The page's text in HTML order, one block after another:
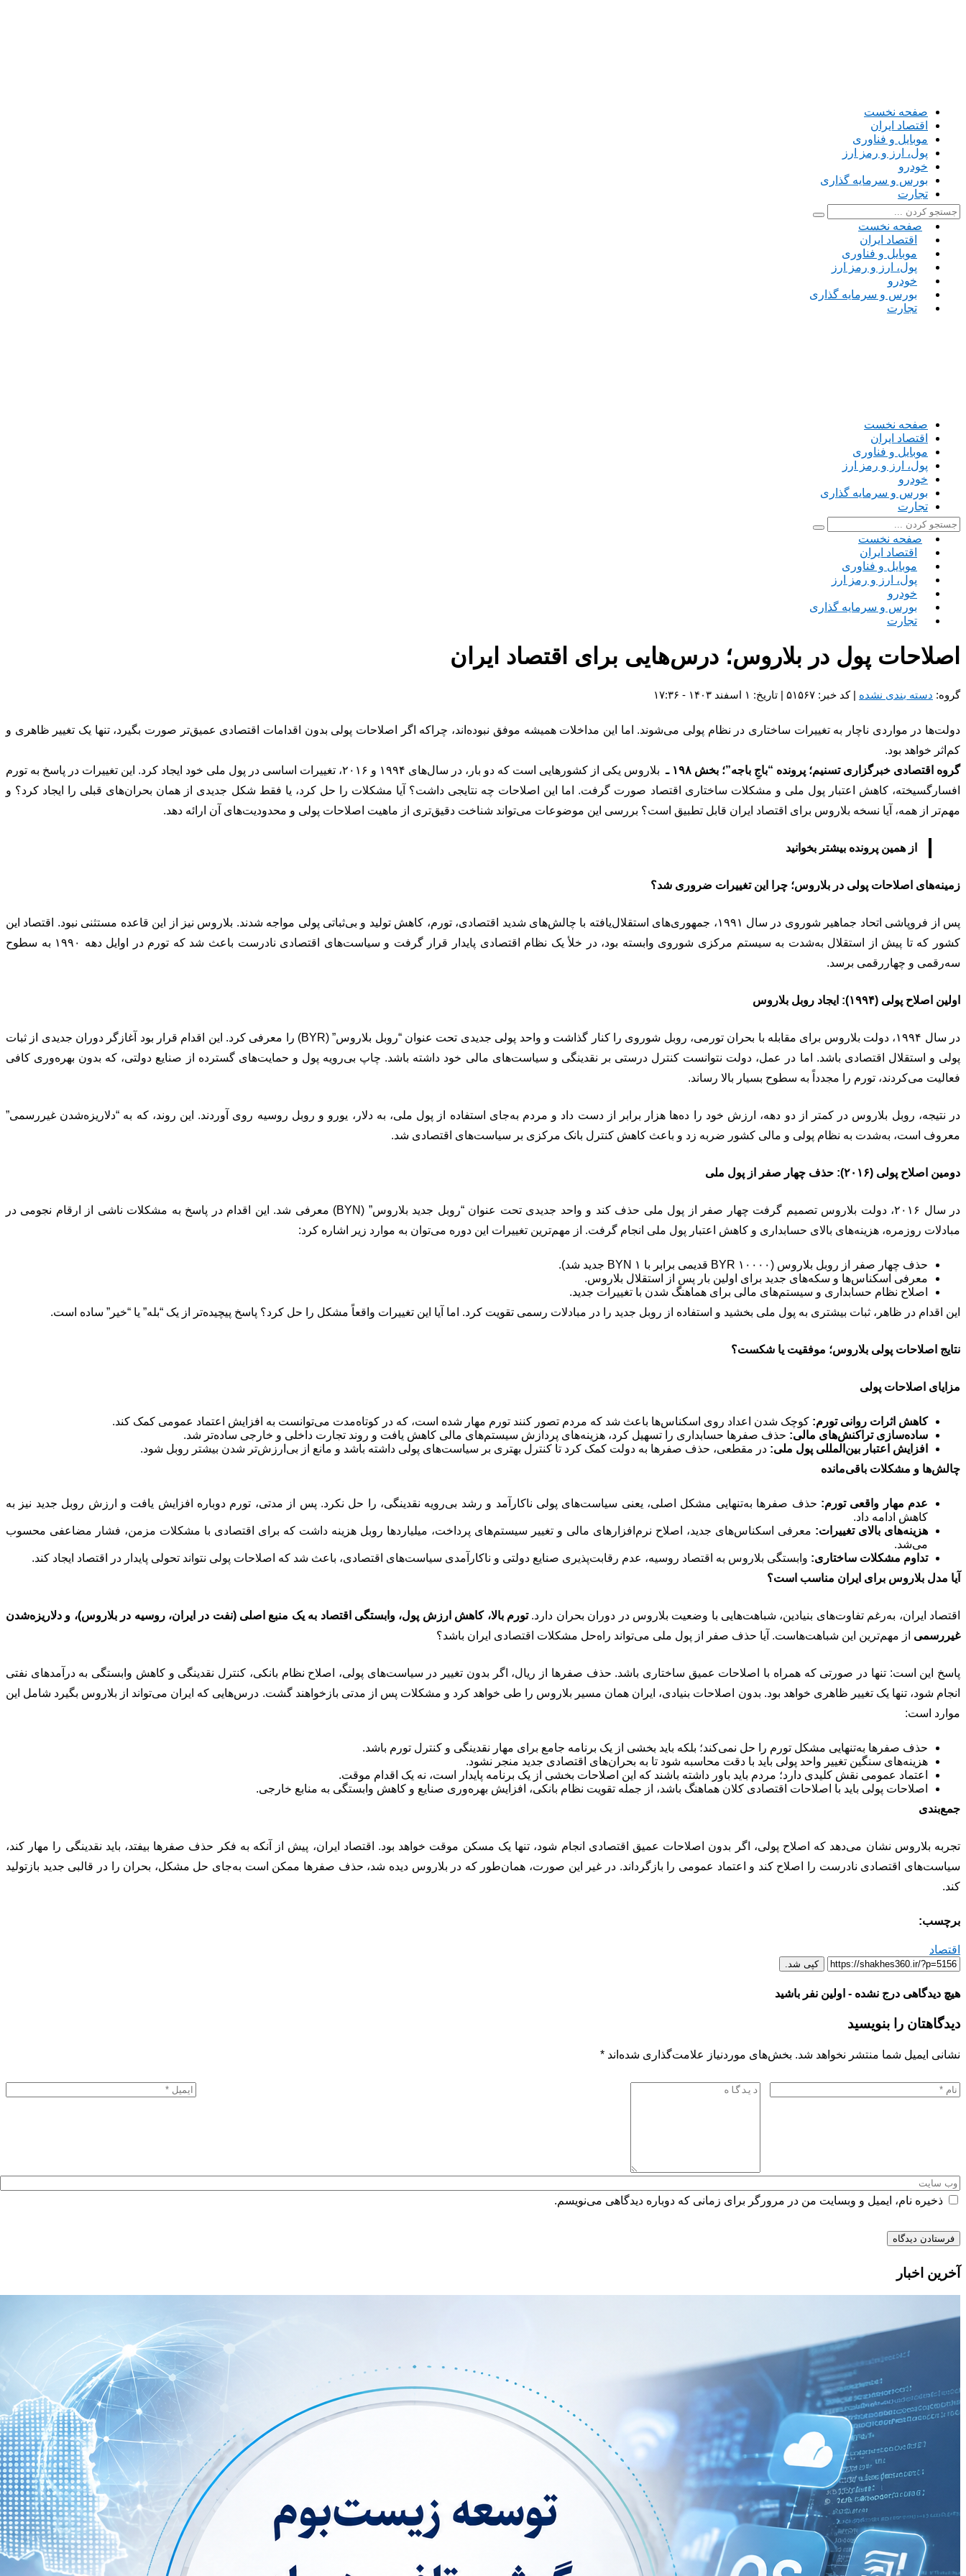
صفحه نخست
اقتصاد ایران
موبایل و فناوری
پول، ارز و رمز ارز
خودرو
بورس و سرمایه گذاری
تجارت
صفحه نخست
اقتصاد ایران
موبایل و فناوری
پول، ارز و رمز ارز
خودرو
بورس و سرمایه گذاری
تجارت
صفحه نخست
اقتصاد ایران
موبایل و فناوری
پول، ارز و رمز ارز
خودرو
بورس و سرمایه گذاری
تجارت
صفحه نخست
اقتصاد ایران
موبایل و فناوری
پول، ارز و رمز ارز
خودرو
بورس و سرمایه گذاری
تجارت
اصلاحات پول در بلاروس؛ درس‌هایی برای اقتصاد ایران
گروه: دسته بندی نشده | کد خبر: ۵۱۵۶۷ | تاریخ: ۱ اسفند ۱۴۰۳ - ۱۷:۳۶
دولت‌ها در مواردی ناچار به تغییرات ساختاری در نظام پولی می‌شوند. اما این مداخلات همیشه موفق نبوده‌اند، چراکه اگر اصلاحات پولی بدون اقدامات اقتصادی عمیق‌تر صورت بگیرد، تنها یک تغییر ظاهری و
کم‌اثر خواهد بود.
گروه اقتصادی خبرگزاری تسنیم؛ پرونده “باجِ باجه”؛ بخش ۱۹۸ ـ
بلاروس یکی از کشورهایی است که دو بار، در سال‌های ۱۹۹۴ و ۲۰۱۶، تغییرات اساسی در پول ملی خود ایجاد کرد. این تغییرات در پاسخ به تورم
افسارگسیخته، کاهش اعتبار پول ملی و مشکلات ساختاری اقتصاد صورت گرفت. اما این اصلاحات چه نتایجی داشت؟ آیا مشکلات را حل کرد، یا فقط شکل جدیدی از همان بحران‌های قبلی را ایجاد کرد؟ و
مهم‌تر از همه، آیا نسخه بلاروس برای اقتصاد ایران قابل تطبیق است؟ بررسی این موضوعات می‌تواند شناخت دقیق‌تری از ماهیت اصلاحات پولی و محدودیت‌های آن ارائه دهد.
از همین پرونده بیشتر بخوانید
زمینه‌های اصلاحات پولی در بلاروس؛ چرا این تغییرات ضروری شد؟
پس از فروپاشی اتحاد جماهیر شوروی در سال ۱۹۹۱، جمهوری‌های استقلال‌یافته با چالش‌های شدید اقتصادی، تورم، کاهش تولید و بی‌ثباتی پولی مواجه شدند. بلاروس نیز از این قاعده مستثنی نبود. اقتصاد این
کشور که تا پیش از استقلال به‌شدت به سیستم مرکزی شوروی وابسته بود، در خلأ یک نظام اقتصادی پایدار قرار گرفت و سیاست‌های اقتصادی نادرست باعث شد که تورم در اوایل دهه ۱۹۹۰ به سطوح
سه‌رقمی و چهاررقمی برسد.
اولین اصلاح پولی (۱۹۹۴): ایجاد روبل بلاروس
در سال ۱۹۹۴، دولت بلاروس برای مقابله با بحران تورمی، روبل شوروی را کنار گذاشت و واحد پولی جدیدی تحت عنوان “روبل بلاروس” (BYR) را معرفی کرد. این اقدام قرار بود آغازگر دوران جدیدی از ثبات
پولی و استقلال اقتصادی باشد. اما در عمل، دولت نتوانست کنترل درستی بر نقدینگی و سیاست‌های مالی خود داشته باشد. چاپ بی‌رویه پول و حمایت‌های گسترده از صنایع دولتی، که بدون بهره‌وری کافی
فعالیت می‌کردند، تورم را مجدداً به سطوح بسیار بالا رساند.
در نتیجه، روبل بلاروس در کمتر از دو دهه، ارزش خود را ده‌ها هزار برابر از دست داد و مردم به‌جای استفاده از پول ملی، به دلار، یورو و روبل روسیه روی آوردند. این روند، که به “دلاریزه‌شدن غیررسمی”
معروف است، به‌شدت به نظام پولی و مالی کشور ضربه زد و باعث کاهش کنترل بانک مرکزی بر سیاست‌های اقتصادی شد.
دومین اصلاح پولی (۲۰۱۶): حذف چهار صفر از پول ملی
در سال ۲۰۱۶، دولت بلاروس تصمیم گرفت چهار صفر از پول ملی حذف کند و واحد جدیدی تحت عنوان “روبل جدید بلاروس” (BYN) معرفی شد. این اقدام در پاسخ به مشکلات ناشی از ارقام نجومی در
مبادلات روزمره، هزینه‌های بالای حسابداری و کاهش اعتبار پول ملی انجام گرفت. از مهم‌ترین تغییرات این دوره می‌توان به موارد زیر اشاره کرد:
حذف چهار صفر از روبل بلاروس (۱۰۰۰۰ BYR قدیمی برابر با ۱ BYN جدید شد).
معرفی اسکناس‌ها و سکه‌های جدید برای اولین بار پس از استقلال بلاروس.
اصلاح نظام حسابداری و سیستم‌های مالی برای هماهنگ شدن با تغییرات جدید.
این اقدام در ظاهر، ثبات بیشتری به پول ملی بخشید و استفاده از روبل جدید را در مبادلات رسمی تقویت کرد. اما آیا این تغییرات واقعاً مشکل را حل کرد؟ پاسخ پیچیده‌تر از یک “بله” یا “خیر” ساده است.
نتایج اصلاحات پولی بلاروس؛ موفقیت یا شکست؟
مزایای اصلاحات پولی
کاهش اثرات روانی تورم: کوچک شدن اعداد روی اسکناس‌ها باعث شد که مردم تصور کنند تورم مهار شده است، که در کوتاه‌مدت می‌توانست به افزایش اعتماد عمومی کمک کند.
ساده‌سازی تراکنش‌های مالی: حذف صفرها حسابداری را تسهیل کرد، هزینه‌های پردازش سیستم‌های مالی کاهش یافت و روند تجارت داخلی و خارجی ساده‌تر شد.
افزایش اعتبار بین‌المللی پول ملی: در مقطعی، حذف صفرها به دولت کمک کرد تا کنترل بهتری بر سیاست‌های پولی داشته باشد و مانع از بی‌ارزش‌تر شدن بیشتر روبل شود.
چالش‌ها و مشکلات باقی‌مانده
عدم مهار واقعی تورم: حذف صفرها به‌تنهایی مشکل اصلی، یعنی سیاست‌های پولی ناکارآمد و رشد بی‌رویه نقدینگی، را حل نکرد. پس از مدتی، تورم دوباره افزایش یافت و ارزش روبل جدید نیز به
کاهش ادامه داد.
هزینه‌های بالای تغییرات: معرفی اسکناس‌های جدید، اصلاح نرم‌افزارهای مالی و تغییر سیستم‌های پرداخت، میلیاردها روبل هزینه داشت که برای اقتصادی با مشکلات مزمن، فشار مضاعفی محسوب
می‌شد.
تداوم مشکلات ساختاری: وابستگی بلاروس به اقتصاد روسیه، عدم رقابت‌پذیری صنایع دولتی و ناکارآمدی سیاست‌های اقتصادی، باعث شد که اصلاحات پولی نتواند تحولی پایدار در اقتصاد ایجاد کند.
آیا مدل بلاروس برای ایران مناسب است؟
اقتصاد ایران، به‌رغم تفاوت‌های بنیادین، شباهت‌هایی با وضعیت بلاروس در دوران بحران دارد.تورم بالا، کاهش ارزش پول، وابستگی اقتصاد به یک منبع اصلی (نفت در ایران، روسیه در بلاروس)، و دلاریزه‌شدن
غیررسمی از مهم‌ترین این شباهت‌هاست. آیا حذف صفر از پول ملی می‌تواند راه‌حل مشکلات اقتصادی ایران باشد؟
پاسخ این است: تنها در صورتی که همراه با اصلاحات عمیق ساختاری باشد. حذف صفرها از ریال، اگر بدون تغییر در سیاست‌های پولی، اصلاح نظام بانکی، کنترل نقدینگی و کاهش وابستگی به درآمدهای نفتی
انجام شود، تنها یک تغییر ظاهری خواهد بود. بدون اصلاحات بنیادی، ایران همان مسیر بلاروس را طی خواهد کرد و مشکلات پس از مدتی بازخواهند گشت. درس‌هایی که ایران می‌تواند از بلاروس بگیرد شامل این
موارد است:
حذف صفرها به‌تنهایی مشکل تورم را حل نمی‌کند؛ بلکه باید بخشی از یک برنامه جامع برای مهار نقدینگی و کنترل تورم باشد.
هزینه‌های سنگین تغییر واحد پولی باید با دقت محاسبه شود تا به بحران‌های اقتصادی جدید منجر نشود.
اعتماد عمومی نقش کلیدی دارد؛ مردم باید باور داشته باشند که این اصلاحات بخشی از یک برنامه پایدار است، نه یک اقدام موقت.
اصلاحات پولی باید با اصلاحات اقتصادی کلان هماهنگ باشد، از جمله تقویت نظام بانکی، افزایش بهره‌وری صنایع و کاهش وابستگی به منابع خارجی.
جمع‌بندی
تجربه بلاروس نشان می‌دهد که اصلاح پولی، اگر بدون اصلاحات عمیق اقتصادی انجام شود، تنها یک مسکن موقت خواهد بود. اقتصاد ایران، پیش از آنکه به فکر حذف صفرها بیفتد، باید نقدینگی را مهار کند،
سیاست‌های اقتصادی نادرست را اصلاح کند و اعتماد عمومی را بازگرداند. در غیر این صورت، همان‌طور که در بلاروس دیده شد، حذف صفرها ممکن است به‌جای حل مشکل، بحران را در قالبی جدید بازتولید
کند.
برچسب:
اقتصاد
کپی شد.
هیچ دیدگاهی درج نشده - اولین نفر باشید
دیدگاهتان را بنویسید
نشانی ایمیل شما منتشر نخواهد شد. بخش‌های موردنیاز علامت‌گذاری شده‌اند *
ذخیره نام، ایمیل و وبسایت من در مرورگر برای زمانی که دوباره دیدگاهی می‌نویسم.
آخرین اخبار